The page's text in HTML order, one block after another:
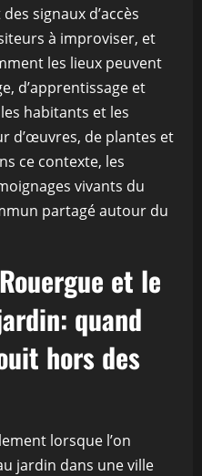
signaux d’accès
à improviser, et
les lieux peuvent
d’apprentissage et
habitants et les
d’œuvres, de plantes et
ce contexte, les
vivants du
partagé autour du
et le
quand
hors des
lorsque l’on
jardin dans une ville